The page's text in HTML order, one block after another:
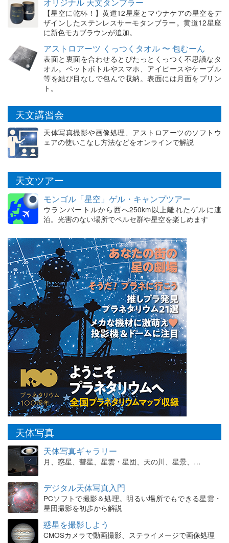
オリジナル 天文タンブラー
【星空に乾杯！】黄道12星座とマウナケアの星空をデ
ザインしたステンレスサーモタンブラー。黄道12星座
に新色モカブラウンが追加。
アストロアーツ くっつくタオル 〜 包むーん
表面と裏面を合わせるとぴたっとくっつく不思議なタ
オル。ペットボトルやスマホ、アイピースやケーブル
等を結び目なしで包んで収納。表面には月面をプリン
ト。
天文講習会
天体写真撮影や画像処理、アストロアーツのソフトウ
ェアの使いこなし方法などをオンラインで解説
天文ツアー
モンゴル「星空」ゲル・キャンプツアー
ウランバートルから西へ250km以上離れたゲルに連
泊。光害のない場所でペルセ群や星空を楽しめます
天体写真
天体写真ギャラリー
月、惑星、彗星、星雲・星団、天の川、星景、…
デジタル天体写真入門
PCソフトで撮影＆処理。明るい場所でもできる星雲・
星団撮影を初歩から解説
惑星を撮影しよう
CMOSカメラで動画撮影、ステライメージで画像処理